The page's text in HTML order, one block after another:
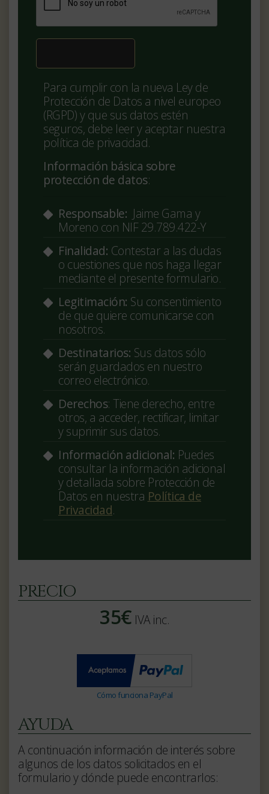
Para cumplir con la nueva Ley de
Protección de Datos a nivel europeo
(RGPD) y que sus datos estén
seguros, debe leer y aceptar nuestra
política de privacidad.
Información básica sobre
protección de datos:
Responsable: Jaime Gama y
Moreno con NIF 29.789.422-Y
Finalidad: Contestar a las dudas
o cuestiones que nos haga llegar
mediante el presente formulario.
Legitimación: Su consentimiento
de que quiere comunicarse con
nosotros.
Destinatarios: Sus datos sólo
serán guardados en nuestro
correo electrónico.
Derechos: Tiene derecho, entre
otros, a acceder, rectificar, limitar
y suprimir sus datos.
Información adicional: Puedes
consultar la información adicional
y detallada sobre Protección de
Datos en nuestra Política de
Privacidad.
PRECIO
35€ IVA inc.
Cómo funciona PayPal
AYUDA
A continuación información de interés sobre
algunos de los datos solicitados en el
formulario y dónde puede encontrarlos: